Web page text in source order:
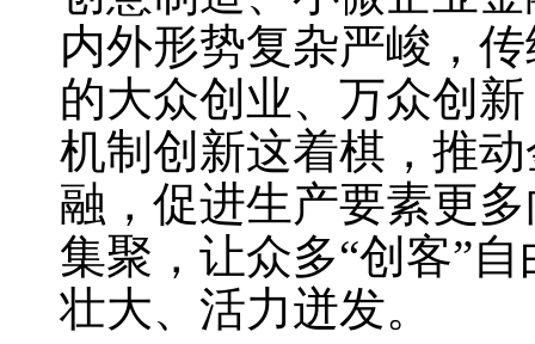
内外形势复杂严峻，
的大众创业、万众创
机制创新这着棋，推
融，促进生产要素更
集聚，让众多“创客”
壮大、活力迸发。